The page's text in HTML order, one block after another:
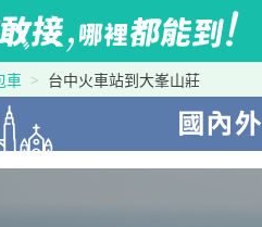
車 台中火車站到大峯山莊